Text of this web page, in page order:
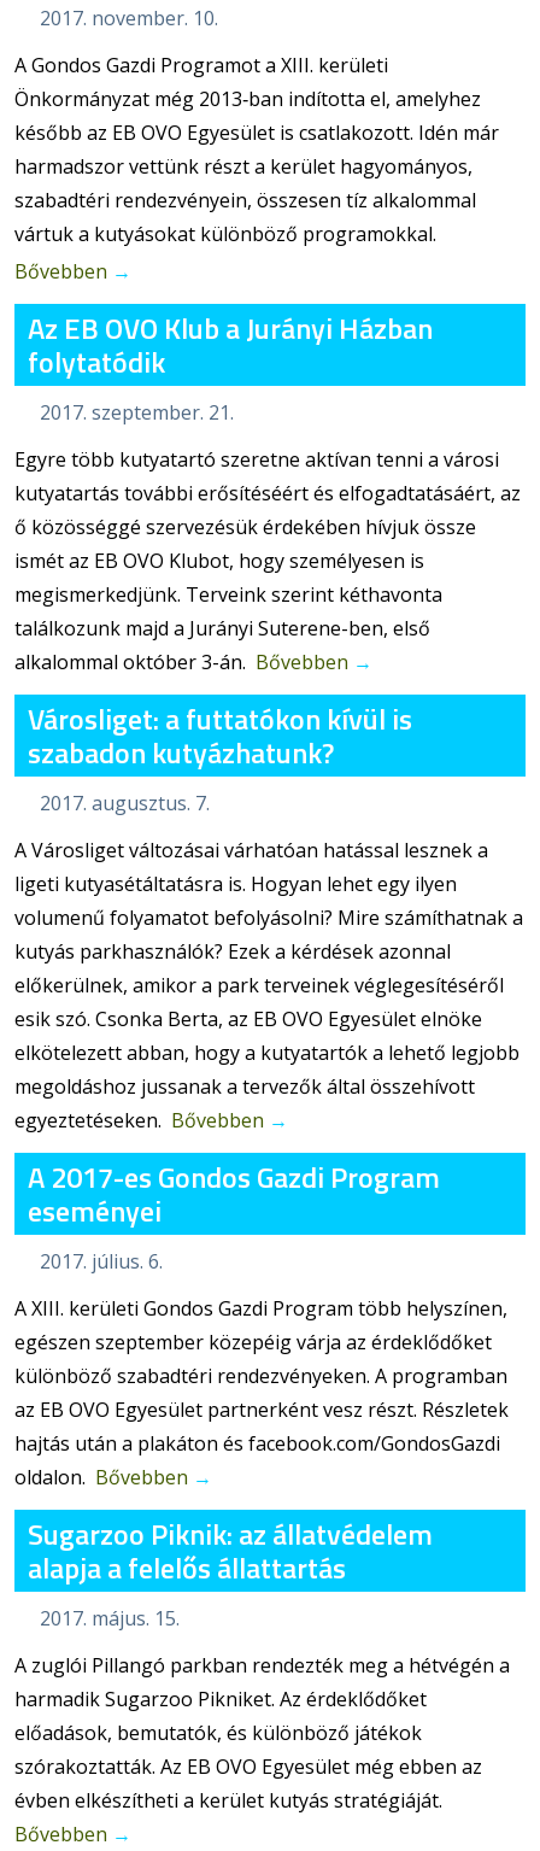
2017. november. 10.
A Gondos Gazdi Programot a XIII. kerületi
Önkormányzat még 2013‐ban indította el, amelyhez
később az EB OVO Egyesület is csatlakozott. Idén már
harmadszor vettünk részt a kerület hagyományos,
szabadtéri rendezvényein, összesen tíz alkalommal
vártuk a kutyásokat különböző programokkal.
Bővebben →
Az EB OVO Klub a Jurányi Házban
folytatódik
2017. szeptember. 21.
Egyre több kutyatartó szeretne aktívan tenni a városi
kutyatartás további erősítéséért és elfogadtatásáért, az
ő közösséggé szervezésük érdekében hívjuk össze
ismét az EB OVO Klubot, hogy személyesen is
megismerkedjünk. Terveink szerint kéthavonta
találkozunk majd a Jurányi Suterene-ben, első
alkalommal október 3-án. Bővebben →
Városliget: a futtatókon kívül is
szabadon kutyázhatunk?
2017. augusztus. 7.
A Városliget változásai várhatóan hatással lesznek a
ligeti kutyasétáltatásra is. Hogyan lehet egy ilyen
volumenű folyamatot befolyásolni? Mire számíthatnak a
kutyás parkhasználók? Ezek a kérdések azonnal
előkerülnek, amikor a park terveinek véglegesítéséről
esik szó. Csonka Berta, az EB OVO Egyesület elnöke
elkötelezett abban, hogy a kutyatartók a lehető legjobb
megoldáshoz jussanak a tervezők által összehívott
egyeztetéseken. Bővebben →
A 2017-es Gondos Gazdi Program
eseményei
2017. július. 6.
A XIII. kerületi Gondos Gazdi Program több helyszínen,
egészen szeptember közepéig várja az érdeklődőket
különböző szabadtéri rendezvényeken. A programban
az EB OVO Egyesület partnerként vesz részt. Részletek
hajtás után a plakáton és facebook.com/GondosGazdi
oldalon. Bővebben →
Sugarzoo Piknik: az állatvédelem
alapja a felelős állattartás
2017. május. 15.
A zuglói Pillangó parkban rendezték meg a hétvégén a
harmadik Sugarzoo Pikniket. Az érdeklődőket
előadások, bemutatók, és különböző játékok
szórakoztatták. Az EB OVO Egyesület még ebben az
évben elkészítheti a kerület kutyás stratégiáját.
Bővebben →